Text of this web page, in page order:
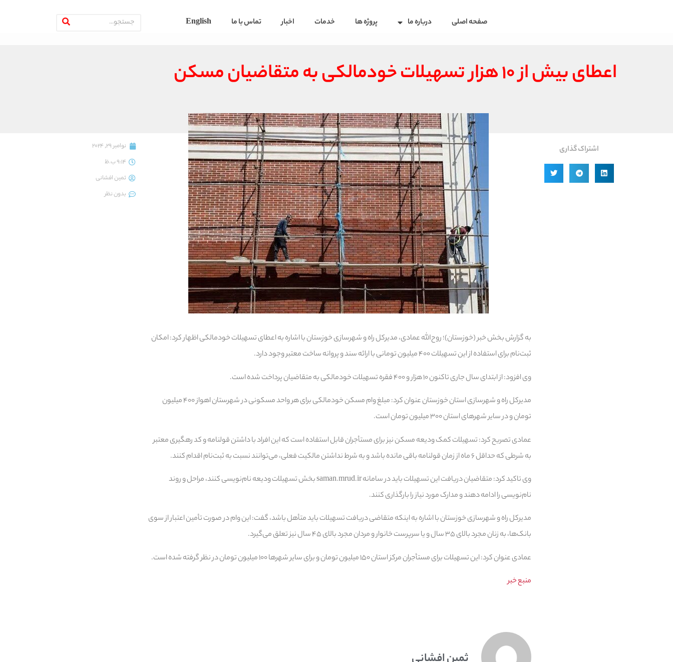
صفحه اصلی درباره ما پروژه ها خدمات اخبار تماس با ما English
اعطای بیش از ۱۰ هزار تسهیلات خودمالکی به متقاضیان مسکن
اشتراک گذاری
به گزارش بخش خبر (خوزستان)؛ روح‌الله عمادی، مدیرکل راه و شهرسازی خوزستان با اشاره به اعطای تسهیلات خودمالکی اظهار کرد: امکان
ثبت‌نام برای استفاده از این تسهیلات ۴۰۰ میلیون تومانی با ارائه سند و پروانه ساخت معتبر وجود دارد.
وی افزود: از ابتدای سال جاری تاکنون ۱۰ هزار و ۴۰۰ فقره تسهیلات خودمالکی به متقاضیان پرداخت شده است.
مدیرکل راه و شهرسازی استان خوزستان عنوان کرد: مبلغ وام مسکن خودمالکی برای هر واحد مسکونی در شهرستان اهواز ۴۰۰ میلیون
تومان و در سایر شهرهای استان ۳۰۰ میلیون تومان است.
عمادی تصریح کرد: تسهیلات کمک ودیعه مسکن نیز برای مستأجران قابل استفاده است که این افراد با داشتن قولنامه و کد رهگیری معتبر
به شرطی که حداقل ۶ ماه از زمان قولنامه باقی مانده باشد و به شرط نداشتن مالکیت فعلی، می‌توانند نسبت به ثبت‌نام اقدام کنند.
وی تاکید کرد: متقاضیان دریافت این تسهیلات باید در سامانه saman.mrud.ir بخش تسهیلات ودیعه نام‌نویسی کنند، مراحل و روند
نام‌نویسی را ادامه دهند و مدارک مورد نیاز را بارگذاری کنند.
مدیرکل راه و شهرسازی خوزستان با اشاره به اینکه متقاضی دریافت تسهیلات باید متأهل باشد، گفت: این وام در صورت تأمین اعتبار از سوی
بانک‌ها، به زنان مجرد بالای ۳۵ سال و یا سرپرست خانوار و مردان مجرد بالای ۴۵ سال نیز تعلق می‌گیرد.
عمادی عنوان کرد: این تسهیلات برای مستأجران مرکز استان ۱۵۰ میلیون تومان و برای سایر شهرها ۱۰۰ میلیون تومان در نظر گرفته شده است.
منبع خبر
نوامبر 29, 2024
9:14 ب.ظ
ثمین افشانی
بدون نظر